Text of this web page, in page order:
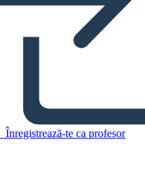
Înregistrează-te ca profesor